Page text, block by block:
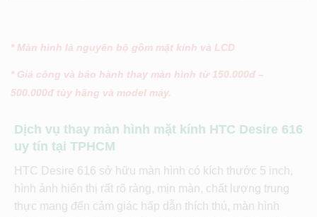
* Màn hình là nguyên bộ gồm mặt kính và LCD
* Giá công và bảo hành thay màn hình từ 150.000đ –
500.000đ tùy hãng và model máy.
Dịch vụ thay màn hình mặt kính HTC Desire 616
uy tín tại TPHCM
HTC Desire 616 sở hữu màn hình có kích thước 5 inch,
hình ảnh hiển thị rất rõ ràng, mịn màn, chất lượng trung
thực mang đến cảm giác hấp dẫn thích thú, màn hình